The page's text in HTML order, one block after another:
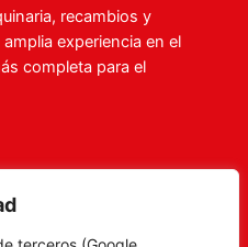
recambios y
experiencia en el
completa para el